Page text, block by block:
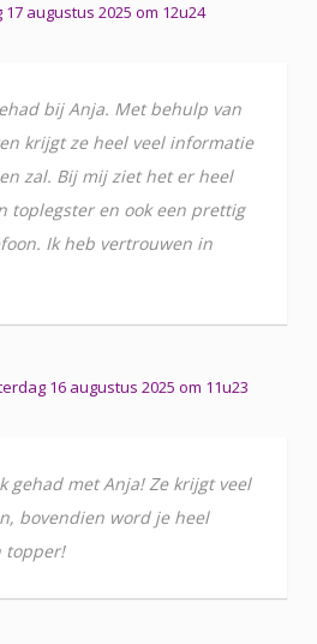
augustus 2025 om 12u24
bij Anja. Met behulp van
krijgt ze heel veel informatie
zal. Bij mij ziet het er heel
toplegster en ook een prettig
Ik heb vertrouwen in
16 augustus 2025 om 11u23
gehad met Anja! Ze krijgt veel
bovendien word je heel
topper!